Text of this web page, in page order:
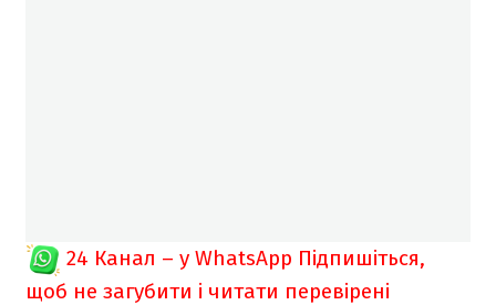
24 Канал – у WhatsApp Підпишіться,
щоб не загубити і читати перевірені